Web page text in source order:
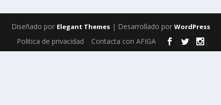
Diseñado por Elegant Themes| Desarrollado por WordPress
Politica de privacidad Contacta con AFIGA